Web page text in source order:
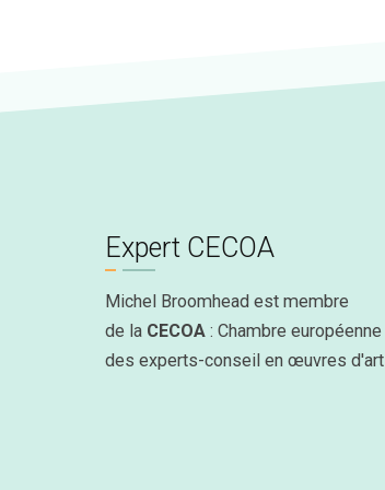
Expert CECOA
Michel Broomhead est membre
de la CECOA : Chambre européenne
des experts-conseil en œuvres d'art